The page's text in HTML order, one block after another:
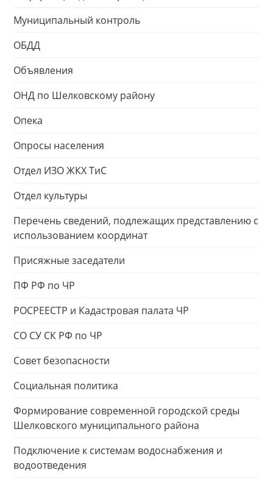
Муниципальный контроль
ОБДД
Объявления
ОНД по Шелковскому району
Опека
Опросы населения
Отдел ИЗО ЖКХ ТиС
Отдел культуры
Перечень сведений, подлежащих представлению с
использованием координат
Присяжные заседатели
ПФ РФ по ЧР
РОСРЕЕСТР и Кадастровая палата ЧР
СО СУ СК РФ по ЧР
Совет безопасности
Социальная политика
Формирование современной городской среды
Шелковского муниципального района
Подключение к системам водоснабжения и
водоотведения